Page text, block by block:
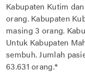
Kabupaten Kutim
orang. Kabupaten
masing 3 orang.
Untuk Kabupaten
sembuh. Jumlah
63.631 orang.*